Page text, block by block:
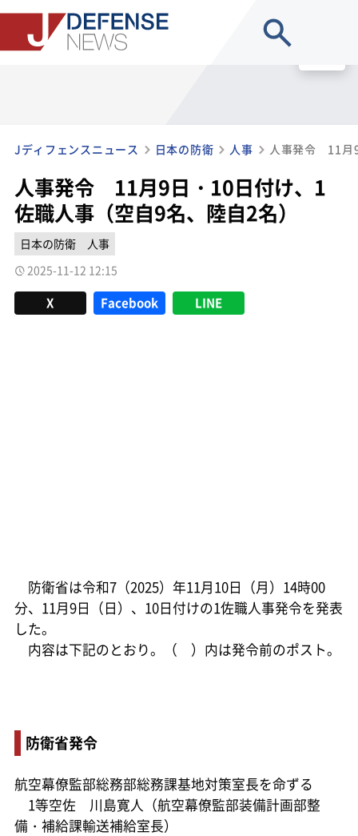
Jディフェンスニュース 日本の防衛 人事
人事発令 11月9日・10日付け、1
佐職人事（空自9名、陸自2名）
日本の防衛
人事
2025-11-12 12:15
X Facebook LINE
防衛省は令和7（2025）年11月10日（月）14時00
分、11月9日（日）、10日付けの1佐職人事発令を発表
した。
内容は下記のとおり。（ ）内は発令前のポスト。
防衛省発令
航空幕僚監部総務部総務課基地対策室長を命ずる
1等空佐 川島寛人（航空幕僚監部装備計画部整
備・補給課輸送補給室長）